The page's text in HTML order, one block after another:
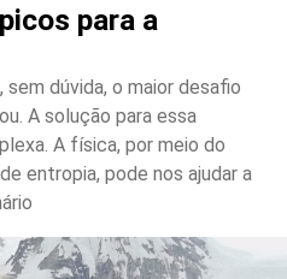
para a
dúvida, o maior desafio
A solução para essa
A física, por meio do
entropia, pode nos ajudar a